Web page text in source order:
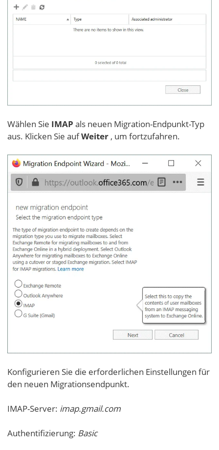
Wählen Sie IMAP als neuen Migration-Endpunkt-Typ
aus. Klicken Sie aufWeiter , um fortzufahren.
Konfigurieren Sie die erforderlichen Einstellungen für
den neuen Migrationsendpunkt.
IMAP-Server: imap.gmail.com
Authentifizierung: Basic